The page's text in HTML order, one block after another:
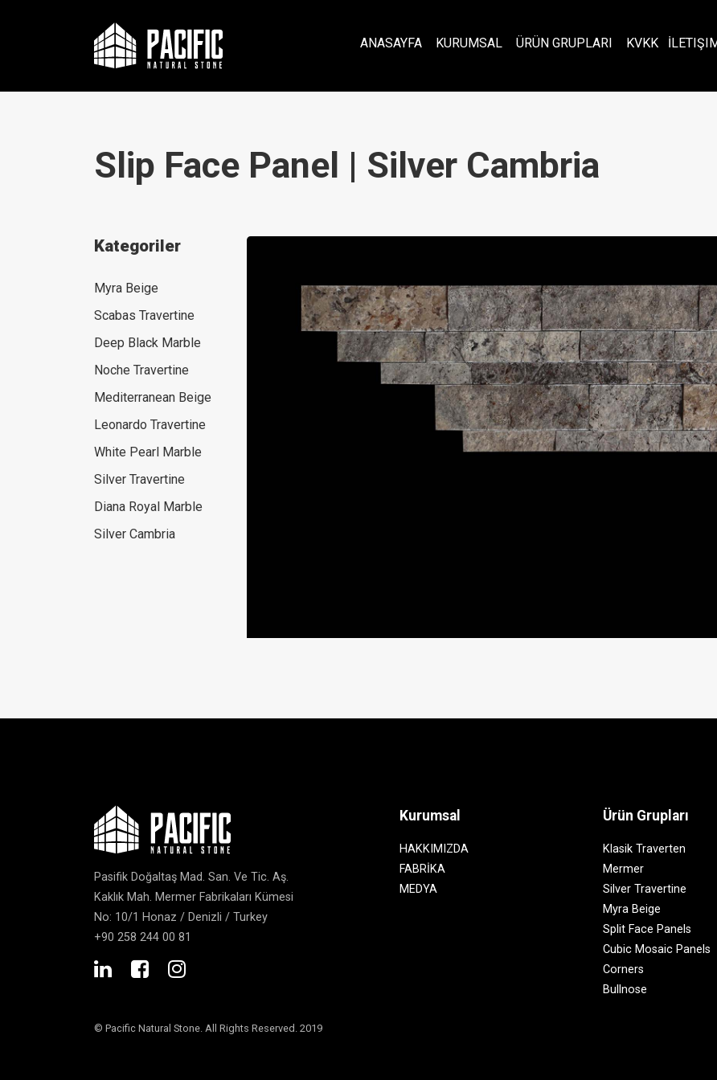
ANASAYFA KURUMSAL ÜRÜN GRUPLARI KVKK
Slip Face Panel | Silver Cambria
Kategoriler
Myra Beige
Scabas Travertine
Deep Black Marble
Noche Travertine
Mediterranean Beige
Leonardo Travertine
White Pearl Marble
Silver Travertine
Diana Royal Marble
Silver Cambria
Pasifik Doğaltaş Mad. San. Ve Tic. Aş.
Kaklık Mah. Mermer Fabrikaları Kümesi
No: 10/1 Honaz / Denizli / Turkey
+90 258 244 00 81
Kurumsal
HAKKIMIZDA
FABRİKA
MEDYA
Ürün Grupları
Klasik Traverten
Mermer
Silver Travertine
Myra Beige
Split Face Panels
Cubic Mosaic Panels
Corners
Bullnose
© Pacific Natural Stone. All Rights Reserved. 2019